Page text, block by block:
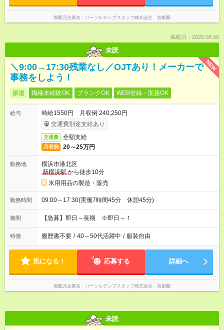
掲載元企業名 パーソルテンプスタッフ株式会社 首都圏
掲載日：2026.08.08
未読
NEW
＼9:00→17:30残業なし／OJTあり！メーカーで
事務をしよう！
派遣 職種未経験OK ブランクOK WEB登録・面接OK
給与
時給1550円 月収例 240,250円
交通費別途支給あり
交通費 全額支給
月収例 20～25万円
勤務地
横浜市港北区
新横浜駅から徒歩10分
水用用品の製造・販売
勤務時間 09:00～17:30(実働7時間45分 休憩45分)
期間 【急募】即日～長期 ※即日～！
特徴 履歴書不要 / 40～50代活躍中 / 服装自由
気になる！ 応募する 詳細へ
掲載元企業名 パーソルテンプスタッフ株式会社 首都圏
未読